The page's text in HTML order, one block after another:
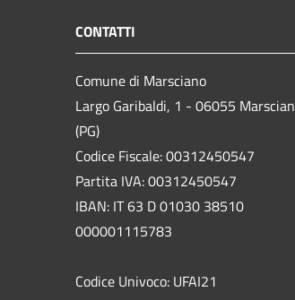
CONTATTI
Comune di Marsciano
Largo Garibaldi, 1 - 06055
(PG)
Codice Fiscale: 00312450547
Partita IVA: 00312450547
IBAN: IT 63 D 01030 38510
000001115783
Codice Univoco: UFAI21